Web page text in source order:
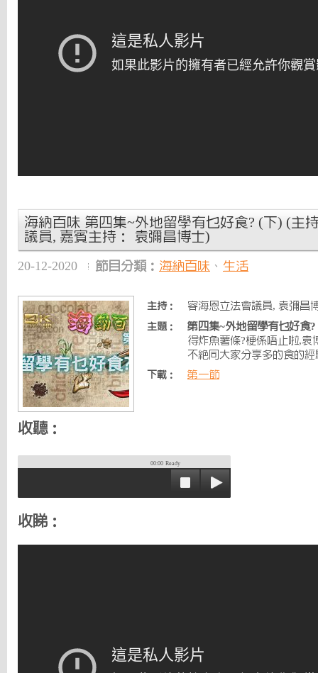
海納百味 第四集~外地留學有乜好食? (下) (主
議員, 嘉賓主持： 袁彌昌博士)
20-12-2020 節目分類： 海納百味 、 生活
主持： 容海恩立法會議員, 袁彌昌
主題：
第四集~外地留學有乜好食?
得炸魚薯條?梗係唔止啦,袁
不絕同大家分享多的食的經
下載： 第一節
收聽：
00:00 Ready
收睇：